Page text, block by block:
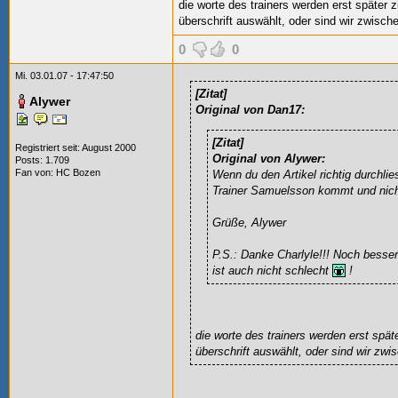
die worte des trainers werden erst später
überschrift auswählt, oder sind wir
0 0
Mi. 03.01.07 - 17:47:50
Alywer
Registriert seit: August 2000
Posts: 1.709
Fan von: HC Bozen
[Zitat]
Original von Dan17:
[Zitat]
Original von Alywer:
Wenn du den Artikel richtig
Trainer Samuelsson kommt und
Grüße, Alywer
P.S.: Danke Charlyle!!! Noch
ist auch nicht schlecht
!
die worte des trainers werden erst
überschrift auswählt, oder sind wir